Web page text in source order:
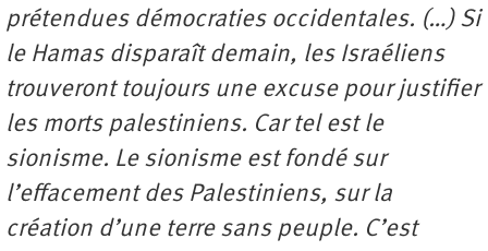
prétendues démocraties occidentales. (…) Si
le Hamas disparaît demain, les Israéliens
trouveront toujours une excuse pour justifier
les morts palestiniens. Car tel est le
sionisme. Le sionisme est fondé sur
l’effacement des Palestiniens, sur la
création d’une terre sans peuple. C’est